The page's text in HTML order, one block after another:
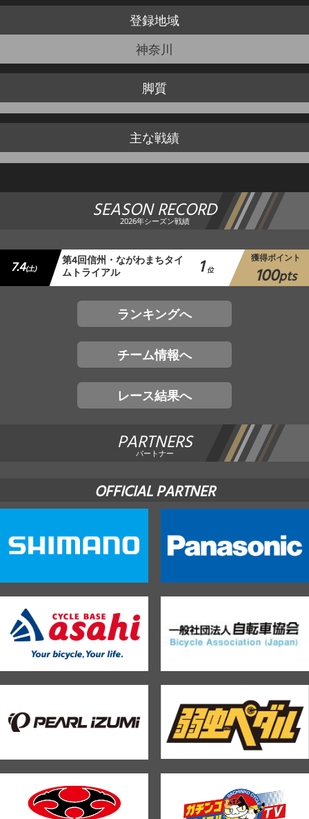
登録地域
神奈川
脚質
主な戦績
SEASON RECORD
2026年シーズン戦績
7.4(土) 第4回信州・ながわまちタイ
ムトライアル 1 位
獲得ポイント
100pts
ランキングへ
チーム情報へ
レース結果へ
PARTNERS
パートナー
OFFICIAL PARTNER